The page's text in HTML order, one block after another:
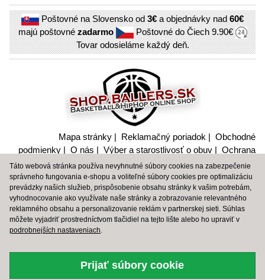
Poštovné na Slovensko od3€a objednávky nad60€
majú poštovnézadarmo Poštovné do Čiech9.90€
Tovar odosieláme každý deň.
Mapa stránky | Reklamačný poriadok | Obchodné
podmienky | O nás | Výber a starostlivosť o obuv | Ochrana
súkromia a nakladanie s citlivými údajmi
BBALLTOWN|BBT|PEAK SPORT |SPALDING|SHOP
SPALDING
© 2006 – 2026 Shop.Baller.sk, original design by Martin
Táto webová stránka používa nevyhnutné súbory cookies na zabezpečenie
správneho fungovania e-shopu a voliteľné súbory cookies pre optimalizáciu
prevádzky našich služieb, prispôsobenie obsahu stránky k vašim potrebám,
vyhodnocovanie ako využívate naše stránky a zobrazovanie relevantného
reklamného obsahu a personalizovanie reklám v partnerskej sieti. Súhlas
môžete vyjadriť prostredníctvom tlačidiel na tejto lište alebo ho upraviť v
podrobnejších nastaveniach.
Prijať súbory cookie